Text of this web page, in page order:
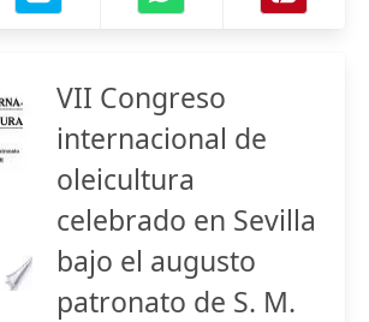
VII Congreso
internacional de
oleicultura
celebrado en Sevilla
bajo el augusto
patronato de S. M.